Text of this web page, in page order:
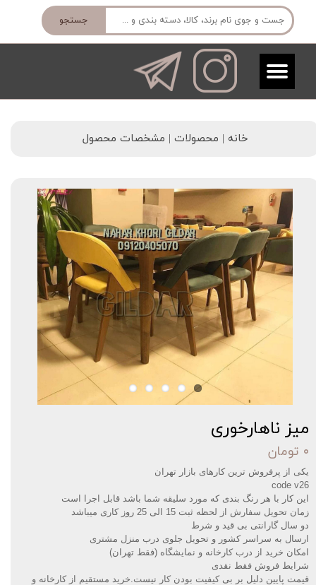
جستجو
خانه | محصولات | مشخصات محصول
میز ناهارخوری
۰ تومان
یکی از پرفروش ترین کارهای بازار تهران
code v26
این کار با هر رنگ بندی که مورد سلیقه شما باشد قابل اجرا است
زمان تحویل سفارش از لحظه ثبت 15 الی 25 روز کاری میباشد
دو سال گارانتی بی قید و شرط
ارسال به سراسر کشور و تحویل جلوی درب منزل مشتری
امکان خرید از درب کارخانه و نمایشگاه (فقط تهران)
شرایط فروش فقط نقدی
قیمت پایین دلیل بر بی کیفیت بودن کار نیست.خرید مستقیم از کارخانه و